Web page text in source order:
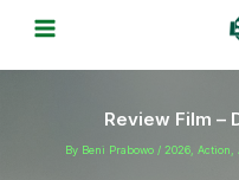
Review Film –
By Beni Prabowo / 2026 Action